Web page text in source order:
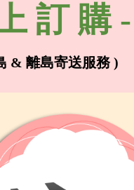
訂 購 -
寄送服務 )